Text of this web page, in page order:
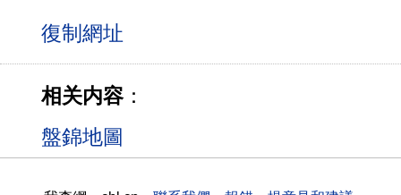
相关内容：
盤錦地圖